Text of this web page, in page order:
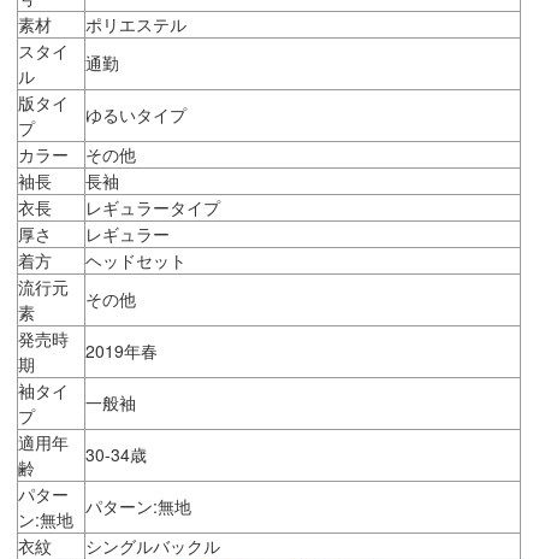
素材
ポリエステル
スタイ
ル
通勤
版タイ
プ
ゆるいタイプ
カラー
その他
袖長
長袖
衣長
レギュラータイプ
厚さ
レギュラー
着方
ヘッドセット
流行元
素
その他
発売時
期
2019年春
袖タイ
プ
一般袖
適用年
齢
30-34歳
パター
ン:無地
パターン:無地
衣紋
シングルバックル